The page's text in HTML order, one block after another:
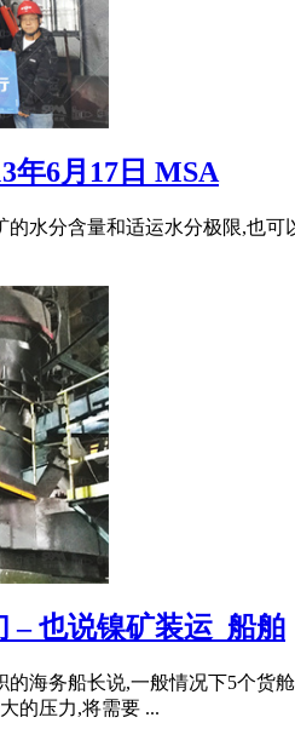
年6月17日 MSA
水分含量和适运水分极限,也
– 也说镍矿装运_船舶
海务船长说,一般情况下5个货
的压力,将需要 ...